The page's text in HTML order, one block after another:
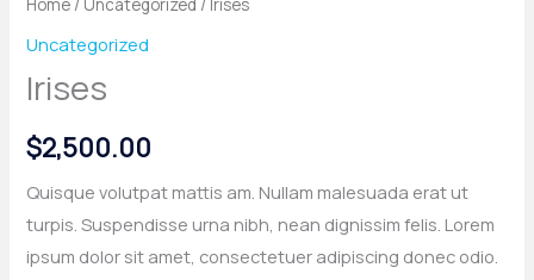
Home / Uncategorized / Irises
Uncategorized
Irises
$2,500.00
Quisque volutpat mattis am. Nullam malesuada erat ut
turpis. Suspendisse urna nibh, nean dignissim felis. Lorem
ipsum dolor sit amet, consectetuer adipiscing donec odio.